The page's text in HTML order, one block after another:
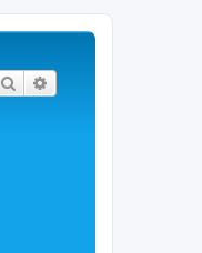
Rechercher